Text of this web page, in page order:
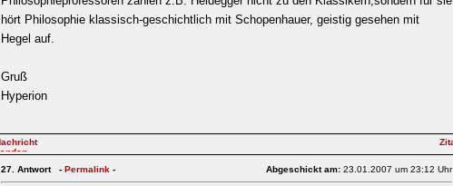
hört Philosophie klassisch-geschichtlich mit Schopenhauer, geistig gesehen mit
Hegel auf.
Gruß
Hyperion
27. Antwort - Permalink - Abgeschickt am: 23.01.2007 um 23:12 Uhr